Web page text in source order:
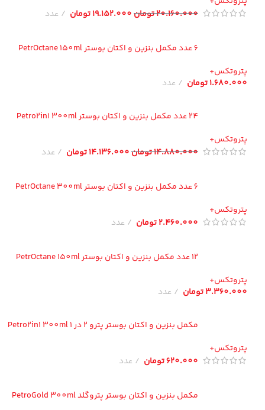
20.160.000تومان19.152.000تومان عدد
6 عدد مکمل بنزین و اکتان بوستر PetrOctane 150ml
تومان عدد
24 عدد مکمل بنزین و اکتان بوستر Petro2in1 300ml
14.880.000تومان14.136.000تومان عدد
6 عدد مکمل بنزین و اکتان بوستر PetrOctane 300ml
2.460.000تومان عدد
12 عدد مکمل بنزین و اکتان بوستر PetrOctane 150ml
تومان عدد
مکمل بنزین و اکتان بوستر پترو 2 در 1 Petro2in1 300ml
620.000تومان عدد
مکمل بنزین و اکتان بوستر پتروگلد PetroGold 300ml